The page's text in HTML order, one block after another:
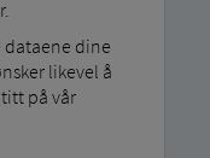
dataene dine
likevel å
på vår